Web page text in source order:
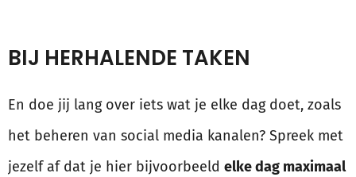
BIJ HERHALENDE TAKEN
En doe jij lang over iets wat je elke dag doet, zoals
het beheren van social media kanalen? Spreek met
jezelf af dat je hier bijvoorbeeld elke dag maximaal